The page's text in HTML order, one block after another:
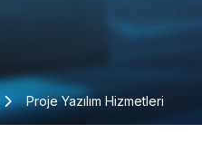
Proje Yazılım Hizmetleri